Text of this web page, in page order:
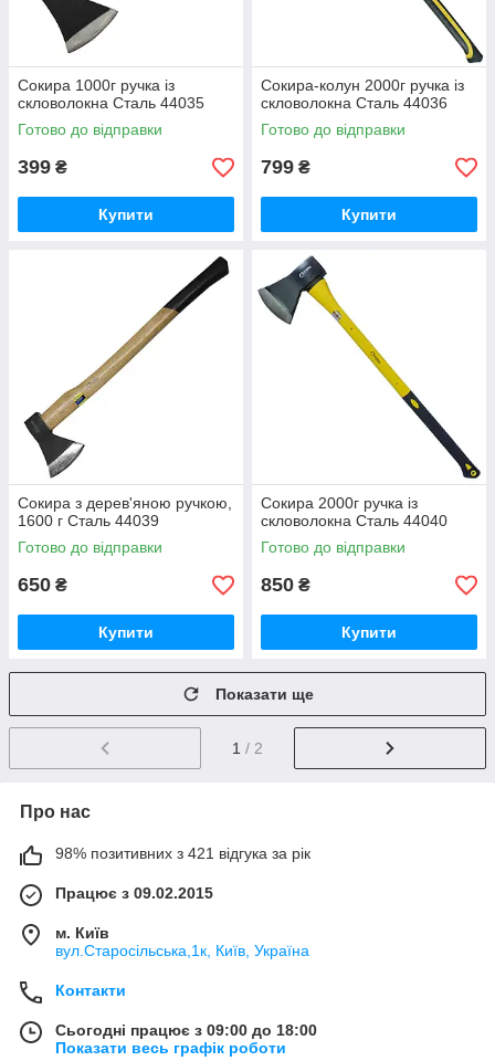
Сокира 1000г ручка із
скловолокна Сталь 44035
Готово до відправки
399 ₴
Купити
Сокира-колун 2000г ручка із
скловолокна Сталь 44036
Готово до відправки
799 ₴
Купити
Сокира з дерев'яною ручкою,
1600 г Сталь 44039
Готово до відправки
650 ₴
Купити
Сокира 2000г ручка із
скловолокна Сталь 44040
Готово до відправки
850 ₴
Купити
Показати ще
1 / 2
Про нас
98% позитивних з 421 відгука за рік
Працює з 09.02.2015
м. Київ
вул.Старосільська,1к, Київ, Україна
Контакти
Сьогодні працює з 09:00 до 18:00
Показати весь графік роботи